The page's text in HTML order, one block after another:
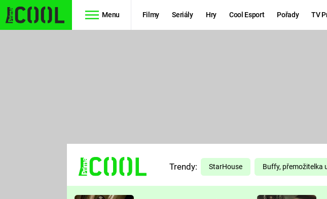
Menu Filmy Seriály Hry Cool Esport Pořady TV
TŘESKU
PREDÁTOR
Trendy: StarHouse Buffy, přemožitelka